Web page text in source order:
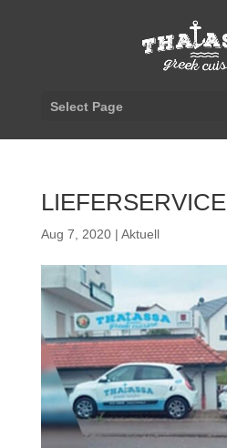
Select Page
LIEFERSERVICE
Aug 7, 2020| Aktuell